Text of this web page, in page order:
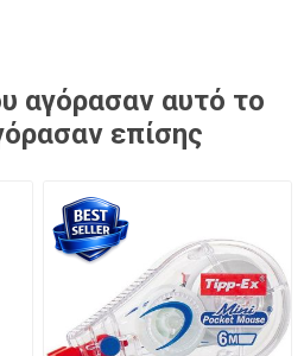
αγόρασαν αυτό το
επίσης